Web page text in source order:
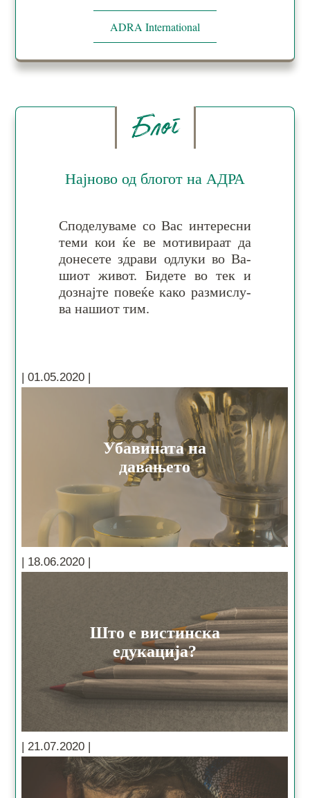
ADRA International
Блог
Најново од блогот на АДРА
Споделуваме со Вас ин­те­рес­ни
те­ми кои ќе ве мо­ти­ви­раат да
до­не­се­те здра­ви од­лу­ки во Ва­
шиот жи­вот. Би­де­те во тек и
доз­најт­е по­ве­ќе ка­ко раз­ми­слу­
ва на­ши­от тим.
Убавината на
давањето
Што е вистинска
едукација?